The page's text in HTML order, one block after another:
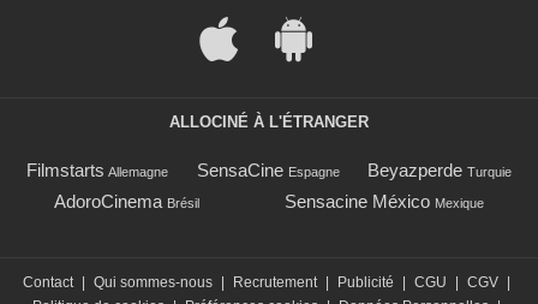
ALLOCINÉ À L'ÉTRANGER
Filmstarts Allemagne SensaCine Espagne Beyazperde Turquie
AdoroCinema Brésil Sensacine México Mexique
Contact | Qui sommes-nous | Recrutement | Publicité | CGU | CGV |